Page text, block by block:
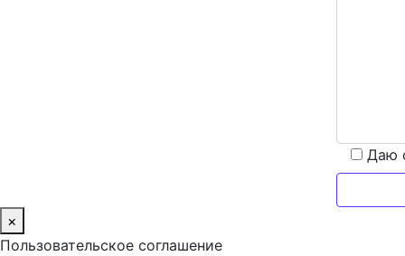
Даю
×
Пользовательское соглашение